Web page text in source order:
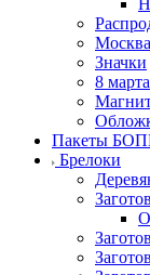
Москва
Значки
8 марта
Пакеты
Брелоки